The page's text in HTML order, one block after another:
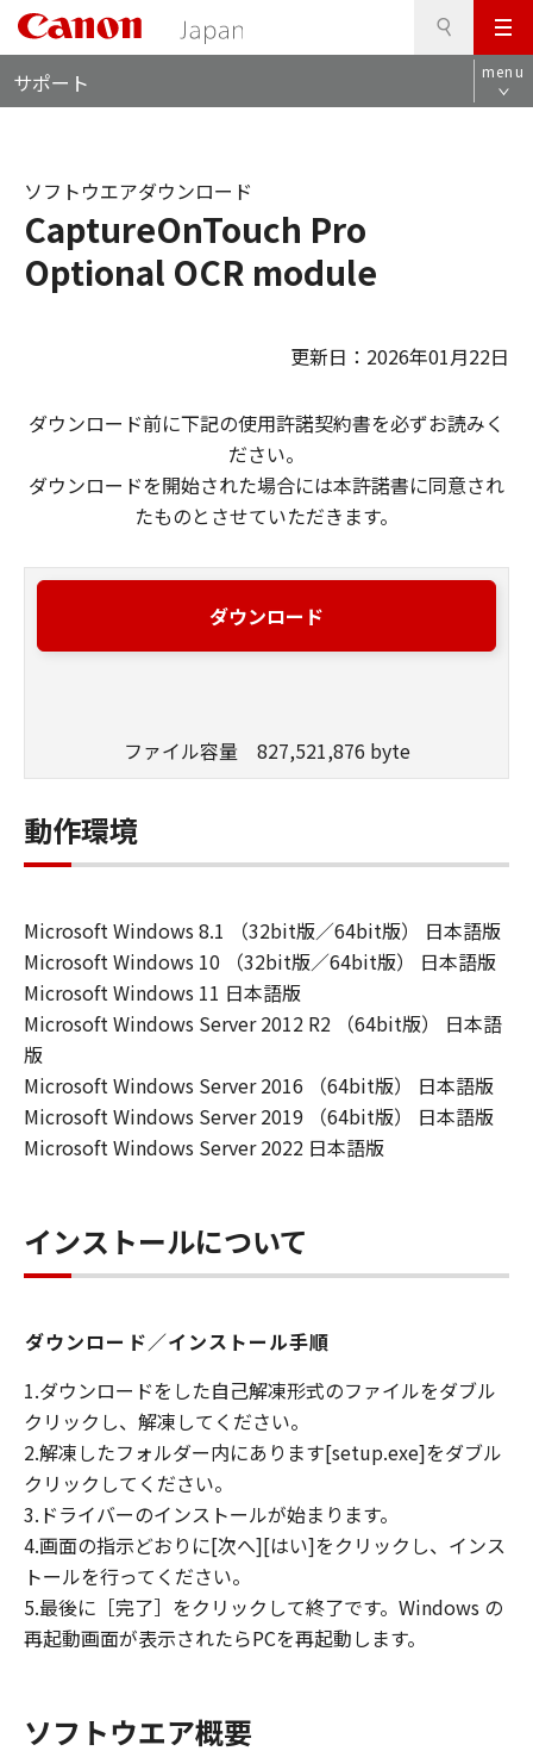
メ
ニ
ュ
サポート menu
CaptureOnTouch Pro
Optional OCR module
ソフトウエアダウンロード
更新日：2026年01月22日
ダウンロード前に下記の使用許諾契約書を必ずお読みく
ださい。
ダウンロードを開始された場合には本許諾書に同意され
たものとさせていただきます。
ダウンロード
ファイル容量 827,521,876 byte
動作環境
Microsoft Windows 8.1 （32bit版／64bit版） 日本語版
Microsoft Windows 10 （32bit版／64bit版） 日本語版
Microsoft Windows 11 日本語版
Microsoft Windows Server 2012 R2 （64bit版） 日本語
版
Microsoft Windows Server 2016 （64bit版） 日本語版
Microsoft Windows Server 2019 （64bit版） 日本語版
Microsoft Windows Server 2022 日本語版
インストールについて
ダウンロード／インストール手順
1.ダウンロードをした自己解凍形式のファイルをダブル
クリックし、解凍してください。
2.解凍したフォルダー内にあります[setup.exe]をダブル
クリックしてください。
3.ドライバーのインストールが始まります。
4.画面の指示どおりに[次へ][はい]をクリックし、インス
トールを行ってください。
5.最後に［完了］をクリックして終了です。Windows の
再起動画面が表示されたらPCを再起動します。
ソフトウエア概要